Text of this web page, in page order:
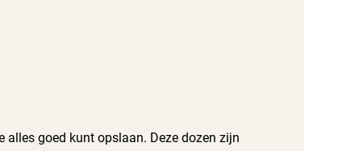
alles goed kunt opslaan. Deze dozen zijn